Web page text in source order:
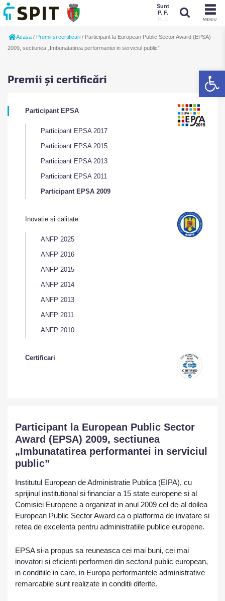
MENIU
Sunt
P. F.
P. J.
P. F.
Acasa /Premii si certificari / Participant la European Public Sector Award (EPSA)
2009, sectiunea „Imbunatatirea performantei in serviciul public”
Premii și certificări
Participant EPSA
Participant EPSA 2017
Participant EPSA 2015
Participant EPSA 2013
Participant EPSA 2011
Participant EPSA 2009
Inovatie si calitate
ANFP 2025
ANFP 2016
ANFP 2015
ANFP 2014
ANFP 2013
ANFP 2011
ANFP 2010
Certificari
Participant la European Public Sector
Award (EPSA) 2009, sectiunea
„Imbunatatirea performantei in serviciul
public”
Institutul European de Administratie Publica (EIPA), cu
sprijinul institutional si financiar a 15 state europene si al
Comisiei Europene a organizat in anul 2009 cel de-al doilea
European Public Sector Award ca o platforma de invatare si
retea de excelenta pentru administratiile publice europene.
EPSA si-a propus sa reuneasca cei mai buni, cei mai
inovatori si eficienti performeri din sectorul public european,
in conditiile in care, in Europa performantele administrative
remarcabile sunt realizate in conditii diferite.